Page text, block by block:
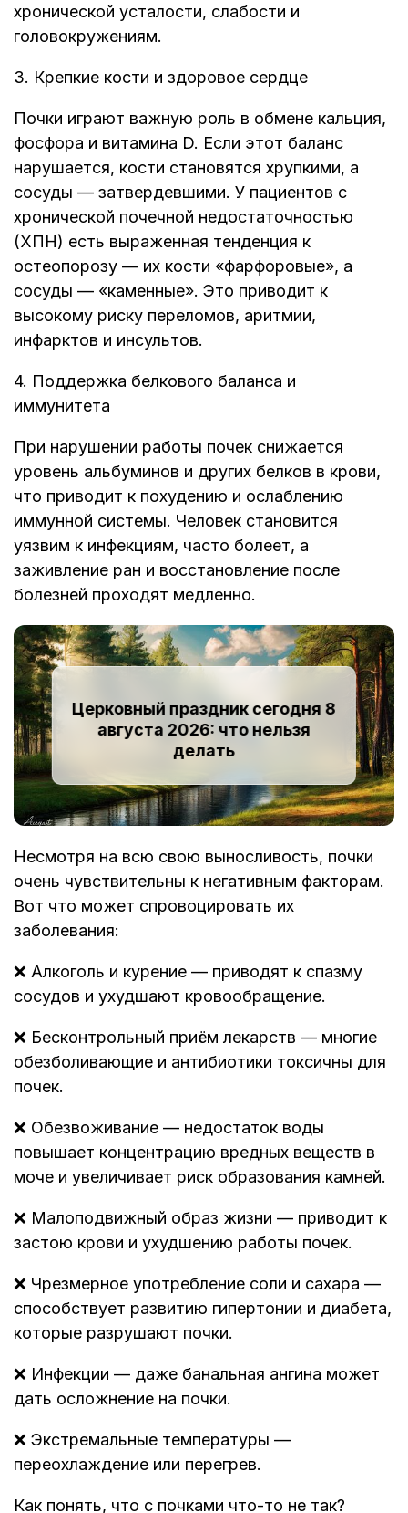
хронической усталости, слабости и
головокружениям.
3. Крепкие кости и здоровое сердце
Почки играют важную роль в обмене кальция,
фосфора и витамина D. Если этот баланс
нарушается, кости становятся хрупкими, а
сосуды — затвердевшими. У пациентов с
хронической почечной недостаточностью
(ХПН) есть выраженная тенденция к
остеопорозу — их кости «фарфоровые», а
сосуды — «каменные». Это приводит к
высокому риску переломов, аритмии,
инфарктов и инсультов.
4. Поддержка белкового баланса и
иммунитета
При нарушении работы почек снижается
уровень альбуминов и других белков в крови,
что приводит к похудению и ослаблению
иммунной системы. Человек становится
уязвим к инфекциям, часто болеет, а
заживление ран и восстановление после
болезней проходят медленно.
Церковный праздник сегодня 8
августа 2026: что нельзя
делать
Несмотря на всю свою выносливость, почки
очень чувствительны к негативным факторам.
Вот что может спровоцировать их
заболевания:
❌ Алкоголь и курение — приводят к спазму
сосудов и ухудшают кровообращение.
❌ Бесконтрольный приём лекарств — многие
обезболивающие и антибиотики токсичны для
почек.
❌ Обезвоживание — недостаток воды
повышает концентрацию вредных веществ в
моче и увеличивает риск образования камней.
❌ Малоподвижный образ жизни — приводит к
застою крови и ухудшению работы почек.
❌ Чрезмерное употребление соли и сахара —
способствует развитию гипертонии и диабета,
которые разрушают почки.
❌ Инфекции — даже банальная ангина может
дать осложнение на почки.
❌ Экстремальные температуры —
переохлаждение или перегрев.
Как понять, что с почками что-то не так?